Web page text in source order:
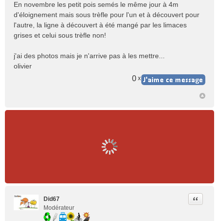
En novembre les petit pois semés le même jour à 4m
d'éloignement mais sous trèfle pour l'un et à découvert pour
l'autre, la ligne à découvert à été mangé par les limaces
grises et celui sous trèfle non!
j'ai des photos mais je n'arrive pas à les mettre...
olivier
0 x
Did67
Modérateur
Citer